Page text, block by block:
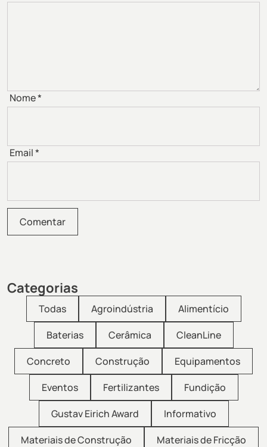
Nome*
Email*
Categorias
Todas Agroindústria
Alimentício
Baterias
Cerâmica
CleanLine
Concreto
Construção
Equipamentos
Eventos
Fertilizantes
Fundição
Gustav Eirich Award
Informativo
Materiais de Construção
Materiais de Fricção